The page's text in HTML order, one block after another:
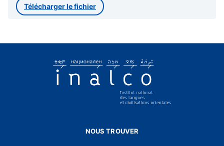
Télécharger le fichier
NOUS TROUVER